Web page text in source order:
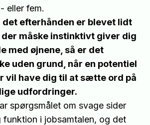
eller fem.
det efterhånden er blevet lidt
der måske instinktivt giver dig
med øjnene, så er det
uden grund, når en potentiel
vil have dig til at sætte ord på
udfordringer.
spørgsmålet om svage sider
funktion i jobsamtalen, og det